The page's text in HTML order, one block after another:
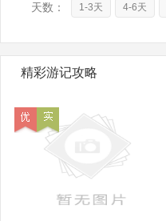
天数： 1-3天 4-6天
精彩游记攻略